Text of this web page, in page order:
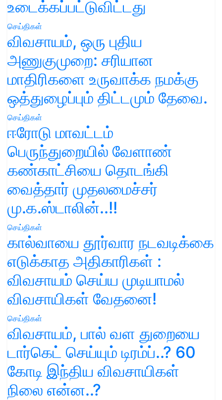
உடைக்கப்பட்டுவிட்டது
செய்திகள்
விவசாயம், ஒரு புதிய
அணுகுமுறை: சரியான
மாதிரிகளை உருவாக்க நமக்கு
ஒத்துழைப்பும் திட்டமும் தேவை.
செய்திகள்
ஈரோடு மாவட்டம்
பெருந்துறையில் வேளாண்
கண்காட்சியை தொடங்கி
வைத்தார் முதலமைச்சர்
மு.க.ஸ்டாலின்..!!
செய்திகள்
கால்வாயை தூர்வார நடவடிக்கை
எடுக்காத அதிகாரிகள் :
விவசாயம் செய்ய முடியாமல்
விவசாயிகள் வேதனை!
செய்திகள்
விவசாயம், பால் வள துறையை
டார்கெட் செய்யும் டிரம்ப்..? 60
கோடி இந்திய விவசாயிகள்
நிலை என்ன..?